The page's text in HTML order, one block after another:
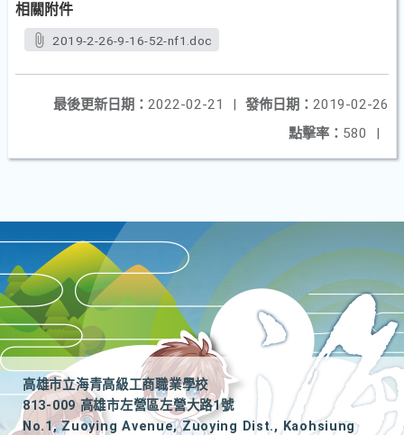
相關附件
2019-2-26-9-16-52-nf1.doc
發佈日期： 2019-02-26
最後更新日期： 2022-02-21
|
點擊率： 580 |
高雄市立海青高級工商職業學校
813-009 高雄市左營區左營大路1號
No.1, Zuoying Avenue, Zuoying Dist., Kaohsiung